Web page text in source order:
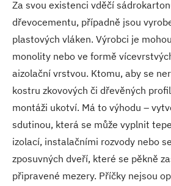
Za svou existenci vděčí
dřevocementu, případně jsou
plastových vláken. Výrobci je
monolity nebo ve formě
aizolační vrstvou. Ktomu, aby se
kostru zkovových či dřevěných
montáži ukotví. Má to výhodu –
sdutinou, která se může vyplnit
izolací, instalačními rozvody nebo
zposuvných dveří, které se pěkně
připravené mezery. Příčky nejsou